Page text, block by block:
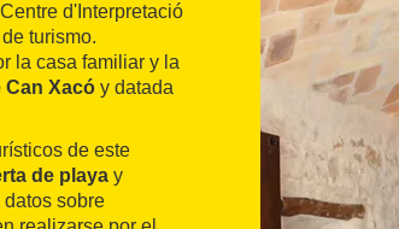
d'Interpretació
turismo.
la casa familiar y la
Can Xacó y datada
de este
de playa y
datos sobre